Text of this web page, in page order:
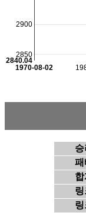
1970-08-02
2850
2900
2840.04
승
패
합